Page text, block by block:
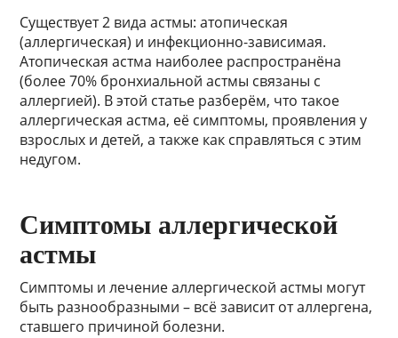
Существует 2 вида астмы: атопическая
(аллергическая) и инфекционно-зависимая.
Атопическая астма наиболее распространёна
(более 70% бронхиальной астмы связаны с
аллергией). В этой статье разберём, что такое
аллергическая астма, её симптомы, проявления у
взрослых и детей, а также как справляться с этим
недугом.
Симптомы аллергической
астмы
Симптомы и лечение аллергической астмы могут
быть разнообразными – всё зависит от аллергена,
ставшего причиной болезни.